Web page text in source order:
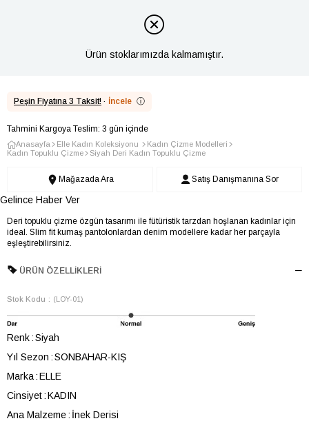
Ürün stoklarımızda kalmamıştır.
Peşin Fiyatına 3 Taksit! · İncele ⓘ
Tahmini Kargoya Teslim: 3 gün içinde
Anasayfa Elle Kadın Koleksiyonu
Kadın Çizme Modelleri
Kadın Topuklu Çizme
Siyah Deri Kadın Topuklu Çizme
Mağazada Ara Satış Danışmanına Sor
Gelince Haber Ver
Deri topuklu çizme özgün tasarımı ile fütüristik tarzdan hoşlanan kadınlar için
ideal. Slim fit kumaş pantolonlardan denim modellere kadar her parçayla
eşleştirebilirsiniz.
ÜRÜN ÖZELLIKLERI
Stok Kodu (LOY-01)
Renk Siyah
Yıl Sezon SONBAHAR-KIŞ
Marka ELLE
Cinsiyet KADIN
Ana Malzeme İnek Derisi